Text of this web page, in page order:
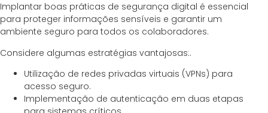
Implantar boas práticas de segurança digital é essencial
para proteger informações sensíveis e garantir um
ambiente seguro para todos os colaboradores.
Considere algumas estratégias vantajosas:.
Utilização de redes privadas virtuais (VPNs) para
acesso seguro.
Implementação de autenticação em duas etapas